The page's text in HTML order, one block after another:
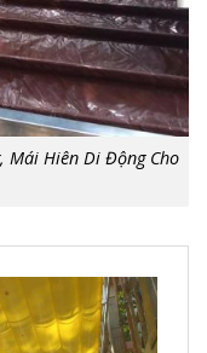
Mái Hiên Di Động Cho